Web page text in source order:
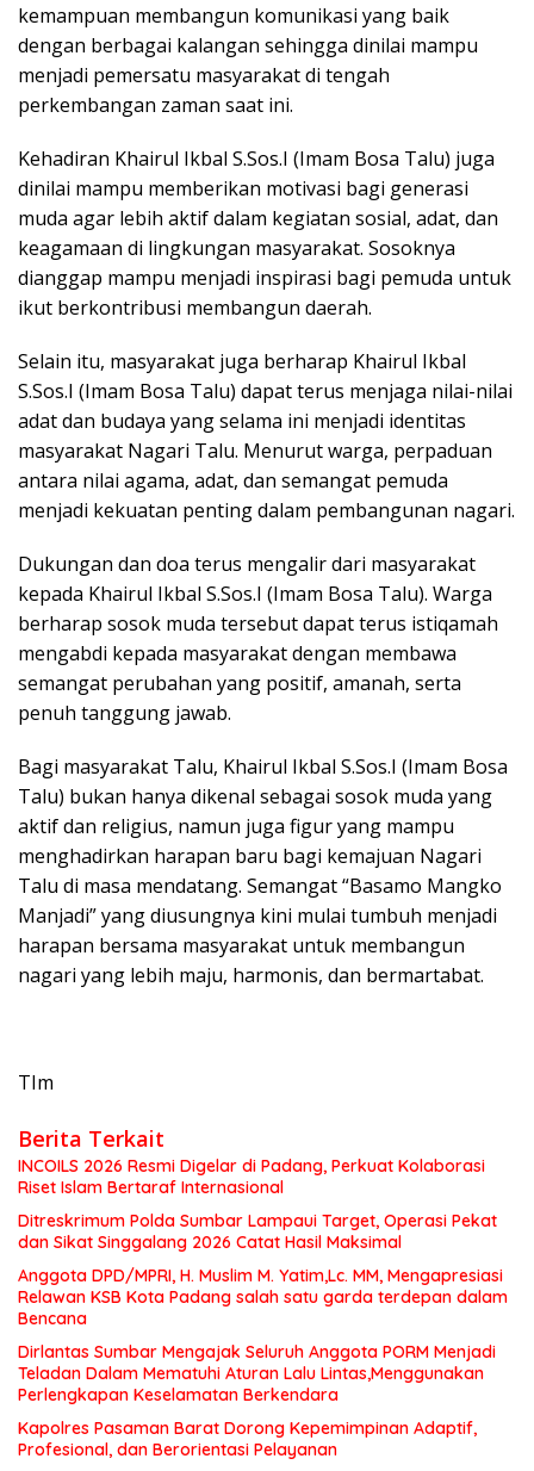
kemampuan membangun komunikasi yang baik
dengan berbagai kalangan sehingga dinilai mampu
menjadi pemersatu masyarakat di tengah
perkembangan zaman saat ini.
Kehadiran Khairul Ikbal S.Sos.I (Imam Bosa Talu) juga
dinilai mampu memberikan motivasi bagi generasi
muda agar lebih aktif dalam kegiatan sosial, adat, dan
keagamaan di lingkungan masyarakat. Sosoknya
dianggap mampu menjadi inspirasi bagi pemuda untuk
ikut berkontribusi membangun daerah.
Selain itu, masyarakat juga berharap Khairul Ikbal
S.Sos.I (Imam Bosa Talu) dapat terus menjaga nilai-nilai
adat dan budaya yang selama ini menjadi identitas
masyarakat Nagari Talu. Menurut warga, perpaduan
antara nilai agama, adat, dan semangat pemuda
menjadi kekuatan penting dalam pembangunan nagari.
Dukungan dan doa terus mengalir dari masyarakat
kepada Khairul Ikbal S.Sos.I (Imam Bosa Talu). Warga
berharap sosok muda tersebut dapat terus istiqamah
mengabdi kepada masyarakat dengan membawa
semangat perubahan yang positif, amanah, serta
penuh tanggung jawab.
Bagi masyarakat Talu, Khairul Ikbal S.Sos.I (Imam Bosa
Talu) bukan hanya dikenal sebagai sosok muda yang
aktif dan religius, namun juga figur yang mampu
menghadirkan harapan baru bagi kemajuan Nagari
Talu di masa mendatang. Semangat “Basamo Mangko
Manjadi” yang diusungnya kini mulai tumbuh menjadi
harapan bersama masyarakat untuk membangun
nagari yang lebih maju, harmonis, dan bermartabat.
TIm
Berita Terkait
INCOILS 2026 Resmi Digelar di Padang, Perkuat Kolaborasi
Riset Islam Bertaraf Internasional
Ditreskrimum Polda Sumbar Lampaui Target, Operasi Pekat
dan Sikat Singgalang 2026 Catat Hasil Maksimal
Anggota DPD/MPRI, H. Muslim M. Yatim,Lc. MM, Mengapresiasi
Relawan KSB Kota Padang salah satu garda terdepan dalam
Bencana
Dirlantas Sumbar Mengajak Seluruh Anggota PORM Menjadi
Teladan Dalam Mematuhi Aturan Lalu Lintas,Menggunakan
Perlengkapan Keselamatan Berkendara
Kapolres Pasaman Barat Dorong Kepemimpinan Adaptif,
Profesional, dan Berorientasi Pelayanan